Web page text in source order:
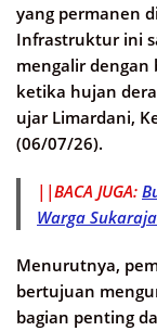
yang permanen
Infrastruktur ini
mengalir
ketika hujan
ujar Limardani,
(06/07/26).
||BACA JUGA:
Warga
Menurutnya,
bertujuan
bagian penting